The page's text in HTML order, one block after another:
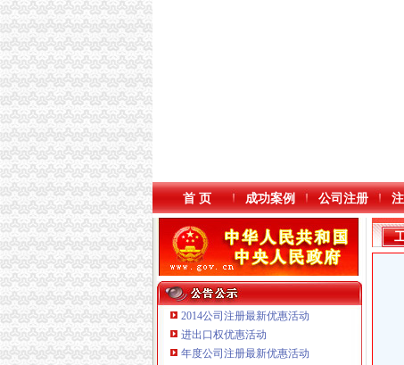
本站导航
首 页 成功案例 公司注册
2014公司注册最新优惠活动
进出口权优惠活动
年度公司注册最新优惠活动